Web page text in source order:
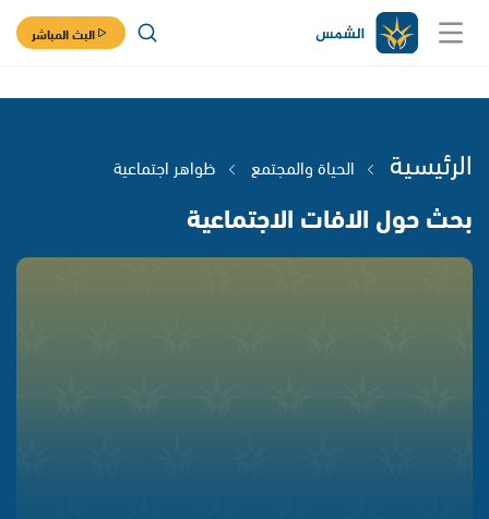
البث المباشر
الرئيسية الحياة والمجتمع ظواهر اجتماعية
بحث حول الافات الاجتماعية